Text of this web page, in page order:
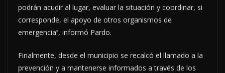
podrán acudir al lugar, evaluar la situación y coordinar, si
corresponde, el apoyo de otros organismos de
emergencia’’, informó Pardo.
Finalmente, desde el municipio se recalcó el llamado a la
prevención y a mantenerse informados a través de los